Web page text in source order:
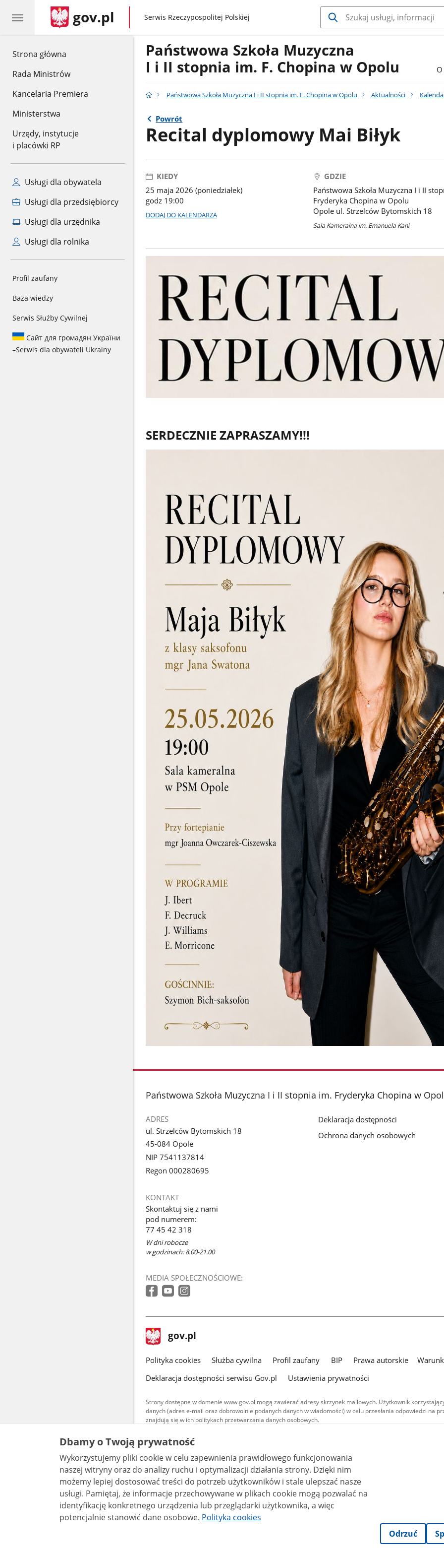
Strona główna
Rada Ministrów
Kancelaria Premiera
Ministerstwa
Urzędy, instytucje
i placówki RP
Usługi dla obywatela
Usługi dla przedsiębiorcy
Usługi dla urzędnika
Usługi dla rolnika
Profil zaufany
Baza wiedzy
Serwis Służby Cywilnej
Сайт для громадян України
–Serwis dla obywateli Ukrainy
gov.pl gov.pl
Serwis Rzeczypospolitej Polskiej
Państwowa Szkoła Muzyczna
I i II stopnia im. F. Chopina w Opolu
Państwowa Szkoła Muzyczna I i II stopnia im. F. Chopina w Opolu Aktualności
Powrót
Recital dyplomowy Mai Biłyk
KIEDY
25 maja 2026 (poniedziałek)
godz 19:00
DODAJ DO KALENDARZA
GDZIE
Państwowa Szkoła Muzyczna I i II
Fryderyka Chopina w Opolu
Opole ul. Strzelców Bytomskich 18
Sala Kameralna im. Emanuela Kani
SERDECZNIE ZAPRASZAMY!!!
stopka
Państwowa Szkoła Muzyczna I i II stopnia im. Fryderyka Chopina w
ADRES
ul. Strzelców Bytomskich 18
45-084 Opole
NIP 7541137814
Regon 000280695
KONTAKT
Skontaktuj się z nami
pod numerem:
77 45 42 318
W dni robocze
w godzinach: 8.00-21.00
MEDIA SPOŁECZNOŚCIOWE:
Deklaracja dostępności
Ochrona danych osobowych
stopka
gov.pl Strona
gov.pl
gov.pl
Polityka cookies Służba cywilna Profil zaufany BIP Prawa autorskie
Deklaracja dostępności serwisu Gov.pl
Ustawienia prywatności
Strony dostępne w domenie www.gov.pl mogą zawierać adresy skrzynek mailowych. Użytkownik
danych (adres e-mail oraz dobrowolnie podanych danych w wiadomości) w celu przesłania odpowiedzi na
znajdują się w ich politykach przetwarzania danych osobowych.
Treści tekstowe publikowane w serwisie (z wyłączeniem treści audiowizualnych), są
udostępniane na licencji typu Creative Commons: uznanie autorstwa - na tych samych
warunkach 4.0 (CC BY-SA 4.0). Materiały audiowizualne, w tym zdjęcia, materiały audio i
są udostępniane na licencji typu Creative Commons: uznanie autorstwa użycie niekomercyjne
bez utworów zależnych 4.0 (CC BY-NC-ND 4.0), o ile nie jest to stwierdzone inaczej.
Dbamy o Twoją prywatność
Wykorzystujemy pliki cookie w celu zapewnienia prawidłowego funkcjonowania
naszej witryny oraz do analizy ruchu i optymalizacji działania strony. Dzięki nim
możemy lepiej dostosować treści do potrzeb użytkowników i stale ulepszać nasze
usługi. Pamiętaj, że informacje przechowywane w plikach cookie mogą pozwalać na
identyfikację konkretnego urządzenia lub przeglądarki użytkownika, a więc
potencjalnie stanowić dane osobowe. Polityka cookies
Odrzuć